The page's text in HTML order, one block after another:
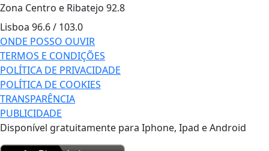
Zona Centro e Ribatejo 92.8
Lisboa 96.6 / 103.0
ONDE POSSO OUVIR
TERMOS E CONDIÇÕES
POLÍTICA DE PRIVACIDADE
POLÍTICA DE COOKIES
TRANSPARÊNCIA
PUBLICIDADE
Disponível gratuitamente para Iphone, Ipad e Android